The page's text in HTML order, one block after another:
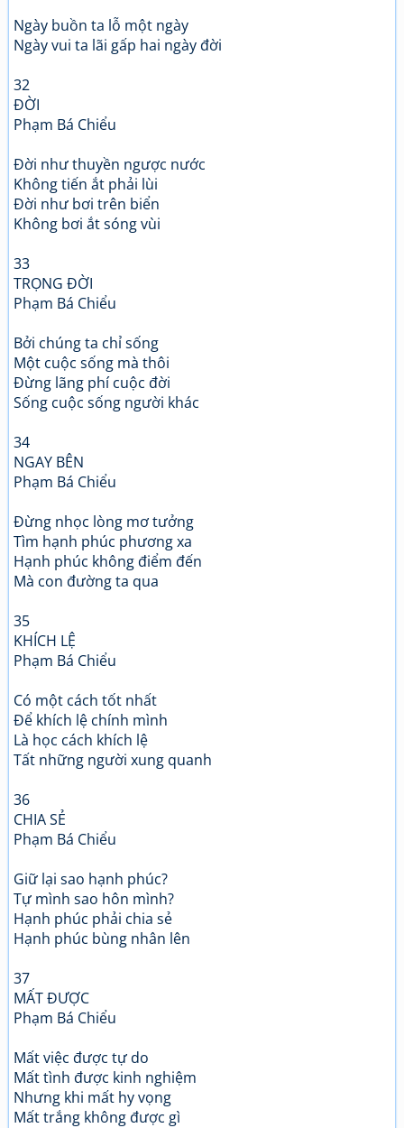
Ngày buồn ta lỗ một ngày
Ngày vui ta lãi gấp hai ngày đời
32
ĐỜI
Phạm Bá Chiểu
Đời như thuyền ngược nước
Không tiến ắt phải lùi
Đời như bơi trên biển
Không bơi ắt sóng vùi
33
TRỌNG ĐỜI
Phạm Bá Chiểu
Bởi chúng ta chỉ sống
Một cuộc sống mà thôi
Đừng lãng phí cuộc đời
Sống cuộc sống người khác
34
NGAY BÊN
Phạm Bá Chiểu
Đừng nhọc lòng mơ tưởng
Tìm hạnh phúc phương xa
Hạnh phúc không điểm đến
Mà con đường ta qua
35
KHÍCH LỆ
Phạm Bá Chiểu
Có một cách tốt nhất
Để khích lệ chính mình
Là học cách khích lệ
Tất những người xung quanh
36
CHIA SẺ
Phạm Bá Chiểu
Giữ lại sao hạnh phúc?
Tự mình sao hôn mình?
Hạnh phúc phải chia sẻ
Hạnh phúc bùng nhân lên
37
MẤT ĐƯỢC
Phạm Bá Chiểu
Mất việc được tự do
Mất tình được kinh nghiệm
Nhưng khi mất hy vọng
Mất trắng không được gì